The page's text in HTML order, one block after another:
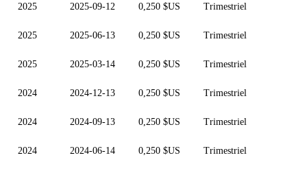
2025 2025-09-12 0,250 $US Trimestriel
2025 2025-06-13 0,250 $US Trimestriel
2025 2025-03-14 0,250 $US Trimestriel
2024 2024-12-13 0,250 $US Trimestriel
2024 2024-09-13 0,250 $US Trimestriel
2024 2024-06-14 0,250 $US Trimestriel